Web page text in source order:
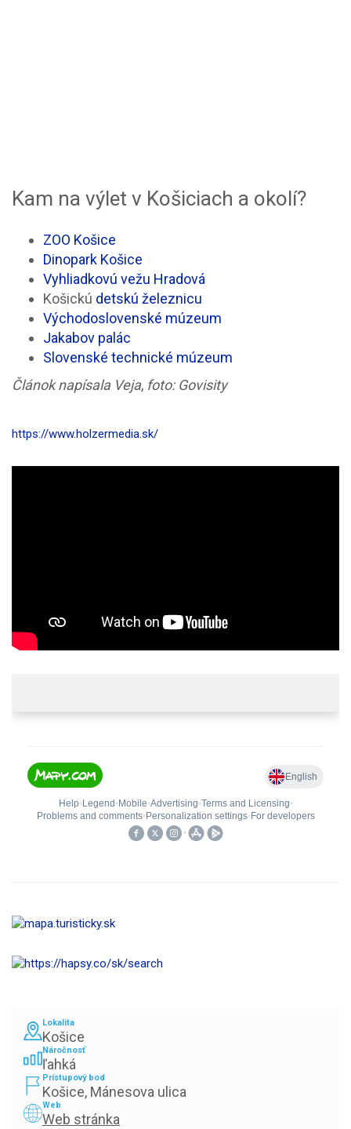
Kam na výlet v Košiciach a okolí?
ZOO Košice
Dinopark Košice
Vyhliadkovú vežu Hradová
Košickú detskú železnicu
Východoslovenské múzeum
Jakabov palác
Slovenské technické múzeum
Článok napísala Veja, foto: Govisity
https://www.holzermedia.sk/
Lokalita
Košice
Náročnosť
ľahká
Prístupový bod
Košice, Mánesova ulica
Web
Web stránka